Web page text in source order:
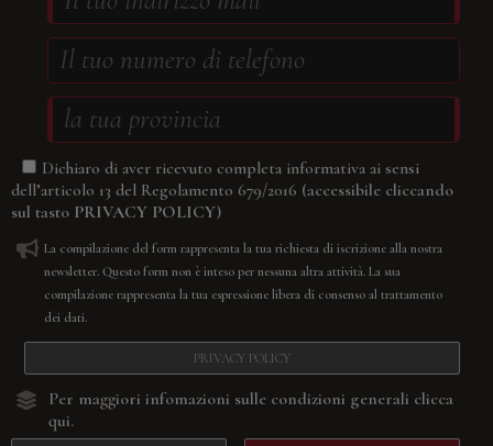
Dichiaro di aver ricevuto completa informativa ai sensi
dell’articolo 13 del Regolamento 679/2016 (accessibile cliccando
sul tasto PRIVACY POLICY)
La compilazione del form rappresenta la tua richiesta di iscrizione alla nostra
newsletter. Questo form non è inteso per nessuna altra attività. La sua
compilazione rappresenta la tua espressione libera di consenso al trattamento
dei dati.
PRIVACY POLICY
Per maggiori infomazioni sulle condizioni generali clicca
qui.